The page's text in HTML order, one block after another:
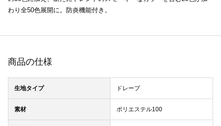
わり全50色展開に。防炎機能付き。
商品の仕様
生地タイプ ドレープ
素材 ポリエステル100